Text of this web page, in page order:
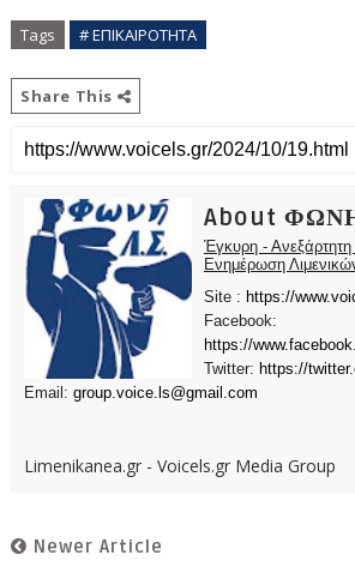
Tags # ΕΠΙΚΑΙΡΟΤΗΤΑ
Share This
About
Έγκυρη - Ανεξάρτητη
Ενημέρωση
Site : https://
Facebook:
https://
Twitter: https://
Email: group.voice.ls@gmail.com
Limenikanea.gr - Voicels.gr Media Group
Newer Article